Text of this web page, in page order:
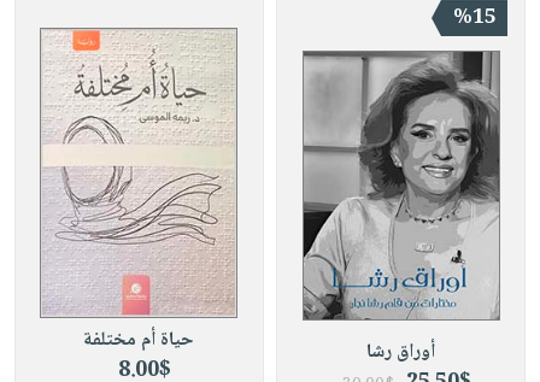
%15
أوراق رشا حياة أم مختلفة
8.00$